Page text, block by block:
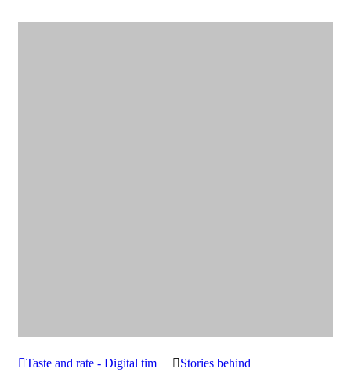
Taste and rate - Digital tim Stories behind